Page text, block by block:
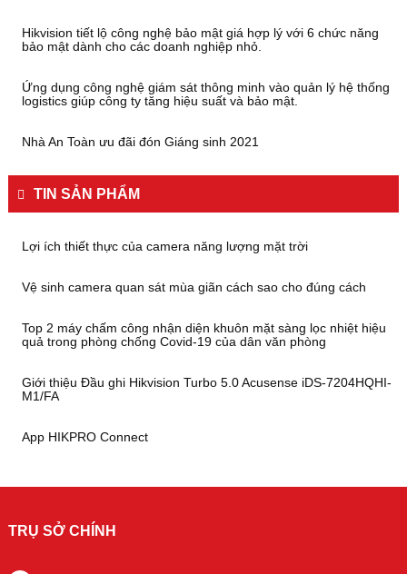
Hikvision tiết lộ công nghệ bảo mật giá hợp lý với 6 chức năng
bảo mật dành cho các doanh nghiệp nhỏ.
Ứng dụng công nghệ giám sát thông minh vào quản lý hệ thống
logistics giúp công ty tăng hiệu suất và bảo mật.
Nhà An Toàn ưu đãi đón Giáng sinh 2021
TIN SẢN PHẨM
Lợi ích thiết thực của camera năng lượng mặt trời
Vệ sinh camera quan sát mùa giãn cách sao cho đúng cách
Top 2 máy chấm công nhận diện khuôn mặt sàng lọc nhiệt hiệu
quả trong phòng chống Covid-19 của dân văn phòng
Giới thiệu Đầu ghi Hikvision Turbo 5.0 Acusense iDS-7204HQHI-
M1/FA
App HIKPRO Connect
TRỤ SỞ CHÍNH